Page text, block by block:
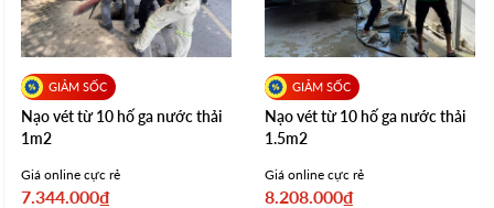
Nạo vét từ 10 hố ga nước thải
1m2
Giá online cực rẻ
7.344.000₫
Nạo vét từ 10 hố ga nước thải
1.5m2
Giá online cực rẻ
8.208.000₫